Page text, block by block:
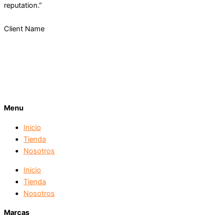
reputation.”
Client Name
Menu
Inicio
Tienda
Nosotros
Inicio
Tienda
Nosotros
Marcas